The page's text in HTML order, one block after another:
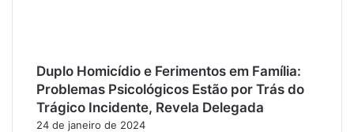
Duplo Homicídio e Ferimentos em Família:
Problemas Psicológicos Estão por Trás do
Trágico Incidente, Revela Delegada
24 de janeiro de 2024